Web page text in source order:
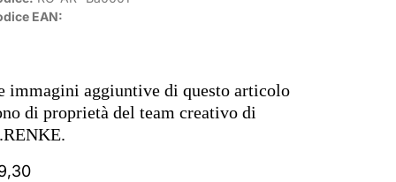
EAN:
immagini aggiuntive di questo articolo
di proprietà del team creativo di